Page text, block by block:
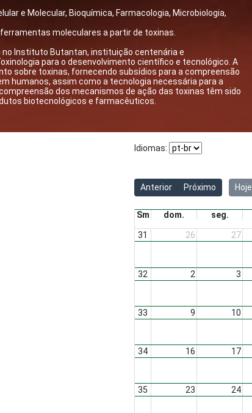
e Molecular, Bioquímica, Farmacologia, Microbiologia,
moleculares a partir de toxinas.
no Instituto Butantan, instituição centenária e
para o desenvolvimento científico e tecnológico. A
sobre toxinas, fornecendo subsídios para a compreensão
humanos, assim como a tecnologia necessária para a
dos mecanismos de ação das toxinas têm sido
biotecnológicos e farmacêuticos.​​​
Idiomas:
Anterior Próximo Hoje
Sm dom. seg.
31 26 27
32 2 3
33 9 10
34 16 17
35 23 24